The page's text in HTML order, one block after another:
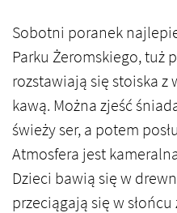
Sobotni poranek
Parku Żeromskiego, tuż
rozstawiają się stoiska
kawą. Można zjeść
świeży ser, a potem
Atmosfera jest
Dzieci bawią się w
przeciągają się w